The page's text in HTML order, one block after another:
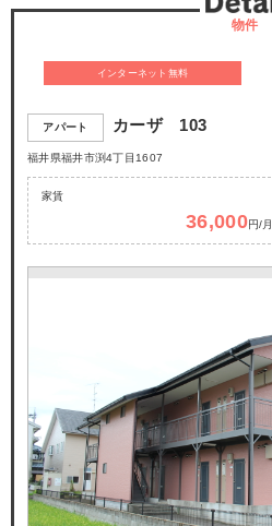
物件
インターネット無料
アパート カーザ 103
福井県福井市渕4丁目1607
家賃
36,000円/月